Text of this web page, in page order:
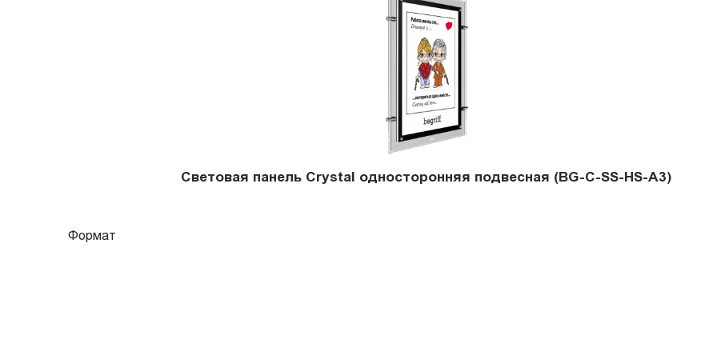
Световая панель Crystal односторонняя подвесная (BG-C-SS-HS-A3)
Формат